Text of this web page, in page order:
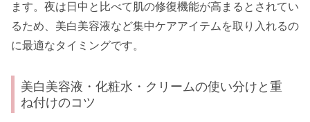
ます。夜は日中と比べて肌の修復機能が高まるとされてい
るため、美白美容液など集中ケアアイテムを取り入れるの
に最適なタイミングです。
美白美容液・化粧水・クリームの使い分けと重
ね付けのコツ